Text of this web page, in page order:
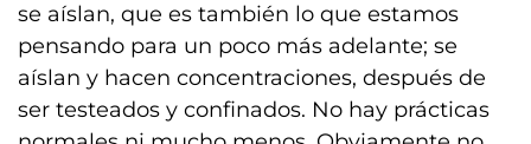
se aíslan, que es también lo que estamos
pensando para un poco más adelante; se
aíslan y hacen concentraciones, después de
ser testeados y confinados. No hay prácticas